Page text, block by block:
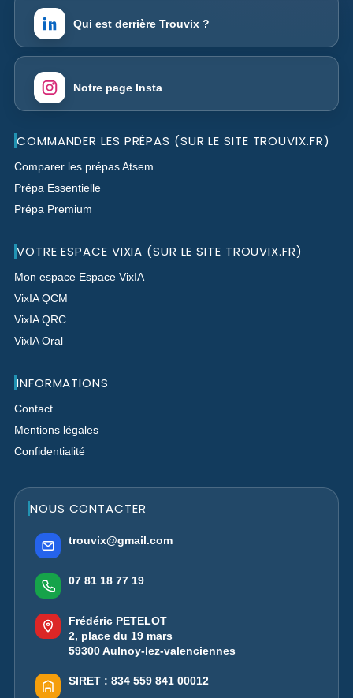
Qui est derrière Trouvix ?
Notre page Insta
COMMANDER LES PRÉPAS (SUR LE SITE TROUVIX.FR)
Comparer les prépas Atsem
Prépa Essentielle
Prépa Premium
VOTRE ESPACE VIXIA (SUR LE SITE TROUVIX.FR)
Mon espace Espace VixIA
VixIA QCM
VixIA QRC
VixIA Oral
INFORMATIONS
Contact
Mentions légales
Confidentialité
NOUS CONTACTER
trouvix@gmail.com
07 81 18 77 19
Frédéric PETELOT
2, place du 19 mars
59300 Aulnoy-lez-valenciennes
SIRET : 834 559 841 00012